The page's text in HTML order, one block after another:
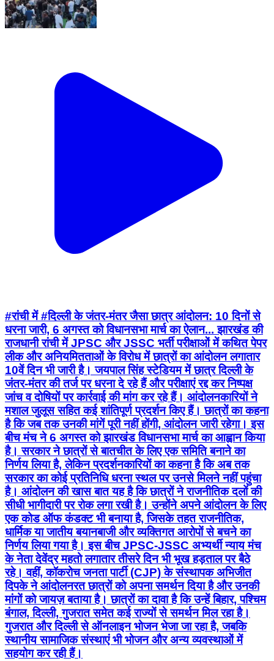
#रांची में #दिल्ली के जंतर-मंतर जैसा छात्र आंदोलन: 10 दिनों से
धरना जारी, 6 अगस्त को विधानसभा मार्च का ऐलान... झारखंड की
राजधानी रांची में JPSC और JSSC भर्ती परीक्षाओं में कथित पेपर
लीक और अनियमितताओं के विरोध में छात्रों का आंदोलन लगातार
10वें दिन भी जारी है। जयपाल सिंह स्टेडियम में छात्र दिल्ली के
जंतर-मंतर की तर्ज पर धरना दे रहे हैं और परीक्षाएं रद्द कर निष्पक्ष
जांच व दोषियों पर कार्रवाई की मांग कर रहे हैं। आंदोलनकारियों ने
मशाल जुलूस सहित कई शांतिपूर्ण प्रदर्शन किए हैं। छात्रों का कहना
है कि जब तक उनकी मांगें पूरी नहीं होंगी, आंदोलन जारी रहेगा। इस
बीच मंच ने 6 अगस्त को झारखंड विधानसभा मार्च का आह्वान किया
है। सरकार ने छात्रों से बातचीत के लिए एक समिति बनाने का
निर्णय लिया है, लेकिन प्रदर्शनकारियों का कहना है कि अब तक
सरकार का कोई प्रतिनिधि धरना स्थल पर उनसे मिलने नहीं पहुंचा
है। आंदोलन की खास बात यह है कि छात्रों ने राजनीतिक दलों की
सीधी भागीदारी पर रोक लगा रखी है। उन्होंने अपने आंदोलन के लिए
एक कोड ऑफ कंडक्ट भी बनाया है, जिसके तहत राजनीतिक,
धार्मिक या जातीय बयानबाजी और व्यक्तिगत आरोपों से बचने का
निर्णय लिया गया है। इस बीच JPSC-JSSC अभ्यर्थी न्याय मंच
के नेता देवेंद्र महतो लगातार तीसरे दिन भी भूख हड़ताल पर बैठे
रहे। वहीं, कॉकरोच जनता पार्टी (CJP) के संस्थापक अभिजीत
दिपके ने आंदोलनरत छात्रों को अपना समर्थन दिया है और उनकी
मांगों को जायज़ बताया है। छात्रों का दावा है कि उन्हें बिहार, पश्चिम
बंगाल, दिल्ली, गुजरात समेत कई राज्यों से समर्थन मिल रहा है।
गुजरात और दिल्ली से ऑनलाइन भोजन भेजा जा रहा है, जबकि
स्थानीय सामाजिक संस्थाएं भी भोजन और अन्य व्यवस्थाओं में
सहयोग कर रही हैं।